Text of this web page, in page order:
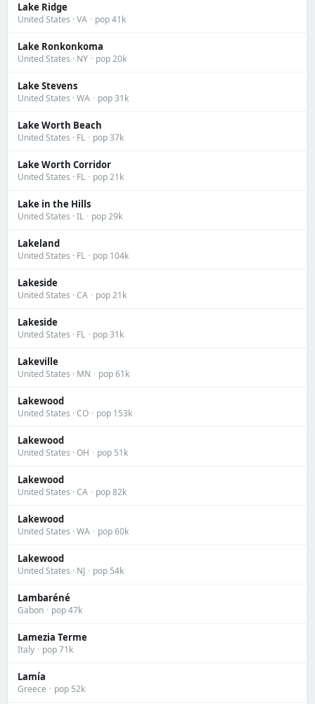
Lake Ridge
United States · VA · pop 41k
Lake Ronkonkoma
United States · NY · pop 20k
Lake Stevens
United States · WA · pop 31k
Lake Worth Beach
United States · FL · pop 37k
Lake Worth Corridor
United States · FL · pop 21k
Lake in the Hills
United States · IL · pop 29k
Lakeland
United States · FL · pop 104k
Lakeside
United States · CA · pop 21k
Lakeside
United States · FL · pop 31k
Lakeville
United States · MN · pop 61k
Lakewood
United States · CO · pop 153k
Lakewood
United States · OH · pop 51k
Lakewood
United States · CA · pop 82k
Lakewood
United States · WA · pop 60k
Lakewood
United States · NJ · pop 54k
Lambaréné
Gabon · pop 47k
Lamezia Terme
Italy · pop 71k
Lamía
Greece · pop 52k